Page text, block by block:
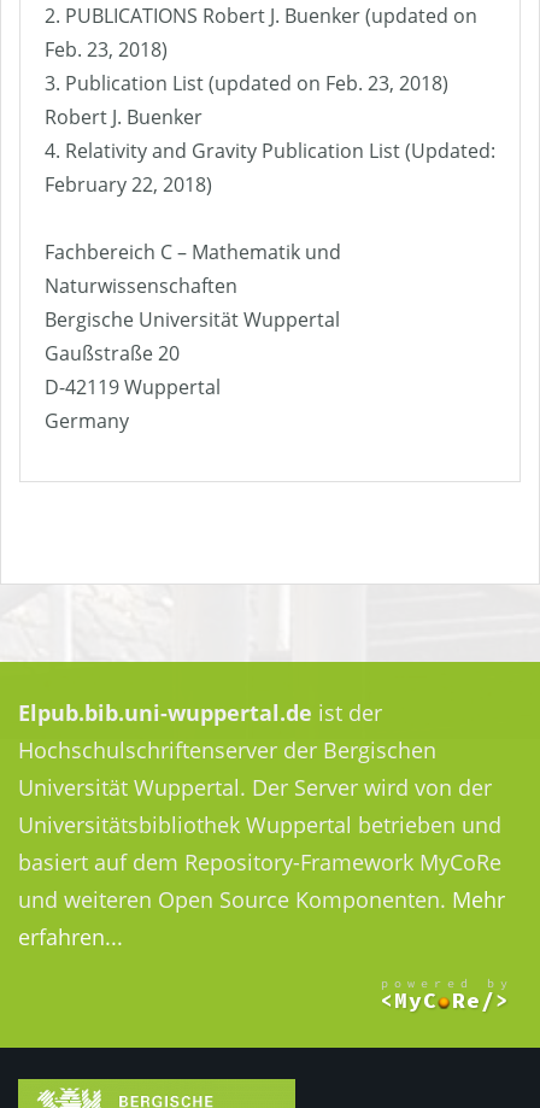
2. PUBLICATIONS Robert J. Buenker (updated on
Feb. 23, 2018)
3. Publication List (updated on Feb. 23, 2018)
Robert J. Buenker
4. Relativity and Gravity Publication List (Updated:
February 22, 2018)
Fachbereich C – Mathematik und
Naturwissenschaften
Bergische Universität Wuppertal
Gaußstraße 20
D-42119 Wuppertal
Germany
Elpub.bib.uni-wuppertal.de ist der
Hochschulschriftenserver der Bergischen
Universität Wuppertal. Der Server wird von der
Universitätsbibliothek Wuppertal betrieben und
basiert auf dem Repository-Framework MyCoRe
und weiteren Open Source Komponenten. Mehr
erfahren...